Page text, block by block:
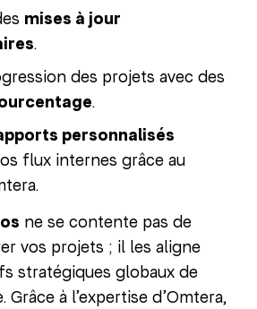
mises à jour
.
des projets avec des
.
personnalisés
flux internes grâce au
ne se contente pas de
vos projets ; il les aligne
stratégiques globaux de
à l’expertise d’Omtera,